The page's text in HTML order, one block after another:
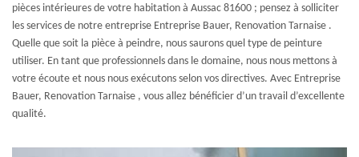
pièces intérieures de votre habitation à Aussac 81600 ; pensez à solliciter
les services de notre entreprise Entreprise Bauer, Renovation Tarnaise .
Quelle que soit la pièce à peindre, nous saurons quel type de peinture
utiliser. En tant que professionnels dans le domaine, nous nous mettons à
votre écoute et nous nous exécutons selon vos directives. Avec Entreprise
Bauer, Renovation Tarnaise , vous allez bénéficier d’un travail d’excellente
qualité.